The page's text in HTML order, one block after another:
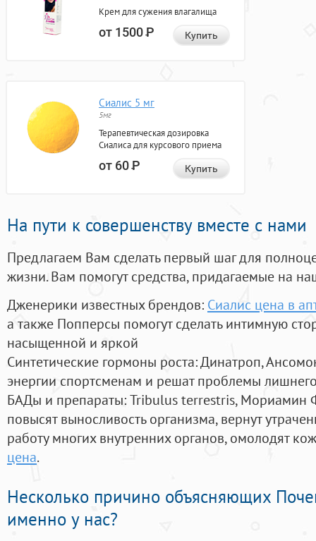
Крем для сужения влагалища
от 1500Р Купить
Сиалис 5 мг
5мг
Терапевтическая дозировка
Сиалиса для курсового приема
от 60Р Купить
На пути к совершенству вместе с нами
Предлагаем Вам сделать первый шаг для
жизни. Вам помогут средства, придагаемые на
Дженерики известных брендов: Сиалис цена в
а также Попперсы помогут сделать интимную
насыщенной и яркой
Синтетические гормоны роста: Динатроп,
энергии спортсменам и решат проблемы
БАДы и препараты:Tribulus terrestris, Мориамин
повысят выносливость организма, вернут
работу многих внутренних органов, омолодят
цена.
Несколько причино объясняющих
именно у нас?